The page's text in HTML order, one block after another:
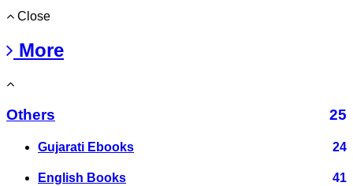
Close
More
Others 25
Gujarati Ebooks 24
English Books 41